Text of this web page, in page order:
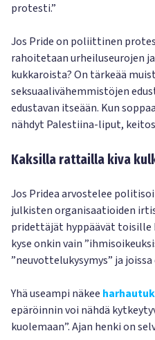
protesti.”
Jos Pride on poliittinen
rahoitetaan urheiluseurojen
kukkaroista? On tärkeää
seksuaalivähemmistöjen
edustavan itseään. Kun
nähdyt Palestiina-liput,
Kaksilla rattailla kiva
Jos Pridea arvostelee
julkisten organisaatioiden
pridettäjät hyppäävät toisille
kyse onkin vain
”neuvottelukysymys” ja
Yhä useampi näkee
epäröinnin voi nähdä
kuolemaan”. Ajan henki on